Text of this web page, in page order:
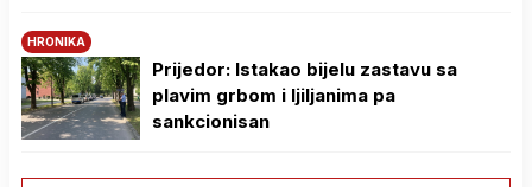
HRONIKA
Prijedor: Istakao bijelu zastavu sa
plavim grbom i ljiljanima pa
sankcionisan